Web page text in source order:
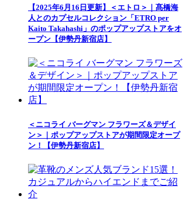
【2025年6月16日更新】＜エトロ＞｜髙橋海
人とのカプセルコレクション「ETRO per
Kaito Takahashi」のポップアップストアをオ
ープン【伊勢丹新宿店】
＜ニコライ バーグマン フラワーズ＆デザイ
ン＞｜ポップアップストアが期間限定オープ
ン！【伊勢丹新宿店】